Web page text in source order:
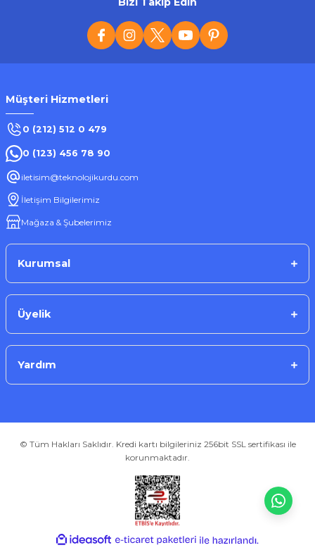
102,42 ₺
Yeni
ROXY 27A 12V Alkalin Pil 5`li Paket
Müşteri Hizmetleri
0 (212) 512 0 479
0 (123) 456 78 90
iletisim@teknolojikurdu.com
İletişim Bilgilerimiz
Mağaza & Şubelerimiz
Kurumsal
Üyelik
Yardım
© Tüm Hakları Saklıdır. Kredi kartı bilgileriniz 256bit SSL sertifikası ile
korunmaktadır.
ideasoft
e-